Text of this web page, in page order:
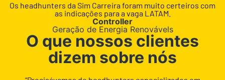
Os headhunters da Sim Carreira foram muito certeiros com
as indicações para a vaga LATAM.
Controller
Geração de Energia Renovávels
O que nossos clientes
dizem sobre nós